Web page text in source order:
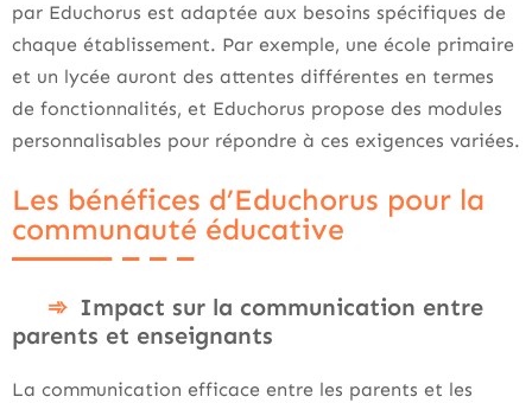
par Educhorus est adaptée aux besoins spécifiques de
chaque établissement. Par exemple, une école primaire
et un lycée auront des attentes différentes en termes
de fonctionnalités, et Educhorus propose des modules
personnalisables pour répondre à ces exigences variées.
Les bénéfices d’Educhorus pour la
communauté éducative
Impact sur la communication entre
parents et enseignants
La communication efficace entre les parents et les